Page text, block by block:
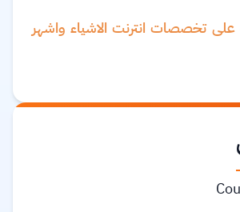
تخصصات انترنت الاشياء واشهر